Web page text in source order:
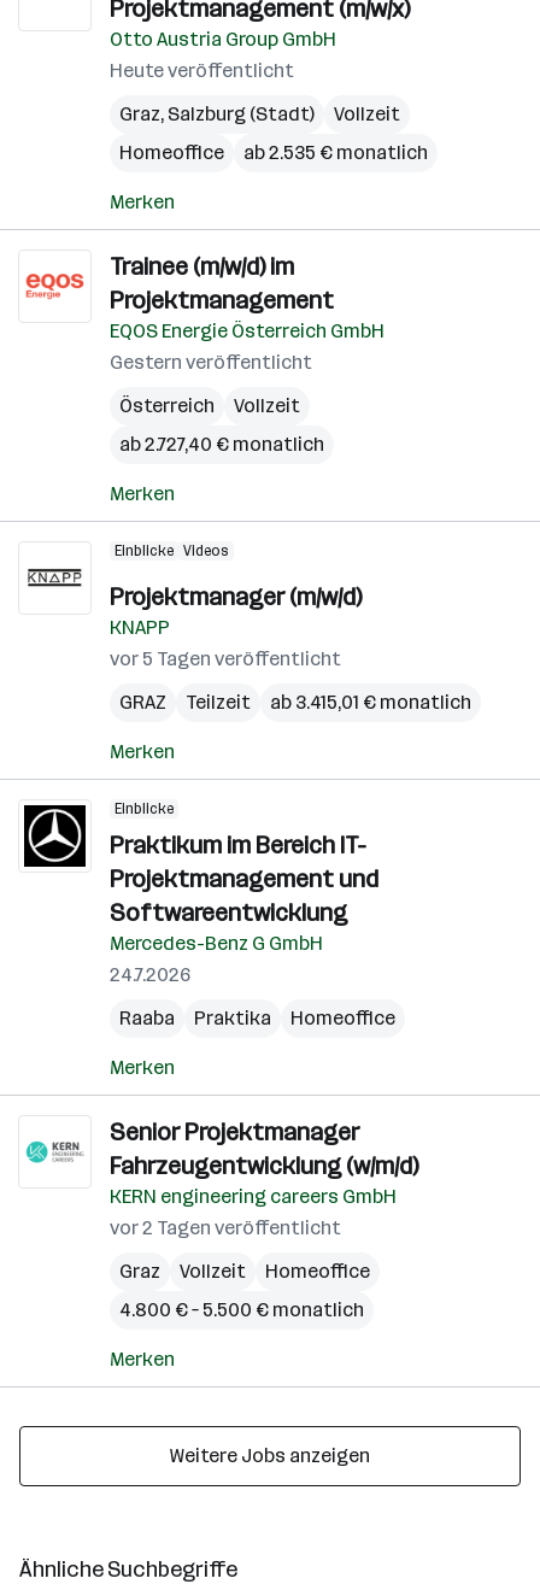
Projektmanagement (m/w/x)
Otto Austria Group GmbH
Heute veröffentlicht
Graz, Salzburg (Stadt)
Vollzeit
Homeoffice
ab 2.535 € monatlich
Merken
Trainee (m/w/d) im
Projektmanagement
EQOS Energie Österreich GmbH
Gestern veröffentlicht
Österreich
Vollzeit
ab 2.727,40 € monatlich
Merken
Einblicke Videos
Projektmanager (m/w/d)
KNAPP
vor 5 Tagen veröffentlicht
GRAZ
Teilzeit ab 3.415,01 € monatlich
Merken
Einblicke
Praktikum im Bereich IT-
Projektmanagement und
Softwareentwicklung
Mercedes-Benz G GmbH
24.7.2026
Raaba
Praktika Homeoffice
Merken
Senior Projektmanager
Fahrzeugentwicklung (w/m/d)
KERN engineering careers GmbH
vor 2 Tagen veröffentlicht
Graz
Vollzeit
Homeoffice
4.800 € – 5.500 € monatlich
Merken
Weitere Jobs anzeigen
Ähnliche Suchbegriffe